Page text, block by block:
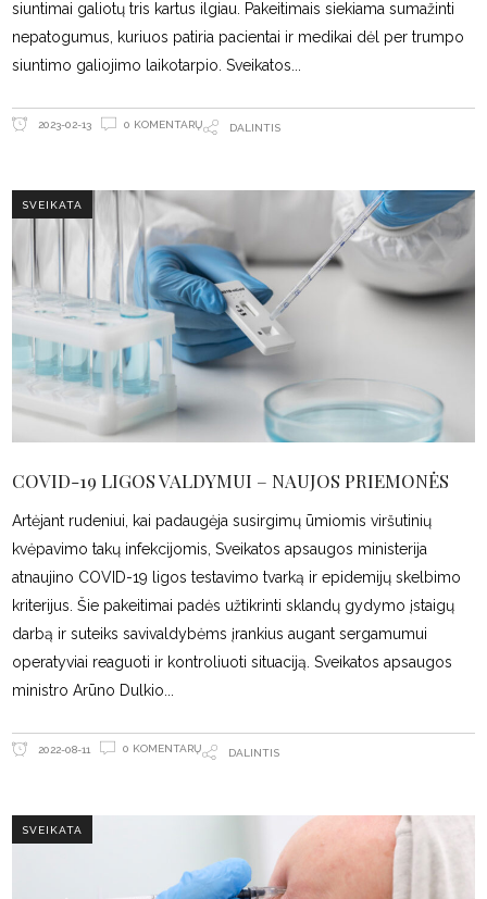
siuntimai galiotų tris kartus ilgiau. Pakeitimais siekiama sumažinti
nepatogumus, kuriuos patiria pacientai ir medikai dėl per trumpo
siuntimo galiojimo laikotarpio. Sveikatos
2023-02-13 0 KOMENTARŲ DALINTIS
SVEIKATA
COVID-19 LIGOS VALDYMUI – NAUJOS PRIEMONĖS
Artėjant rudeniui, kai padaugėja susirgimų ūmiomis viršutinių
kvėpavimo takų infekcijomis, Sveikatos apsaugos ministerija
atnaujino COVID-19 ligos testavimo tvarką ir epidemijų skelbimo
kriterijus. Šie pakeitimai padės užtikrinti sklandų gydymo įstaigų
darbą ir suteiks savivaldybėms įrankius augant sergamumui
operatyviai reaguoti ir kontroliuoti situaciją. Sveikatos apsaugos
ministro Arūno Dulkio
2022-08-11 0 KOMENTARŲ DALINTIS
SVEIKATA